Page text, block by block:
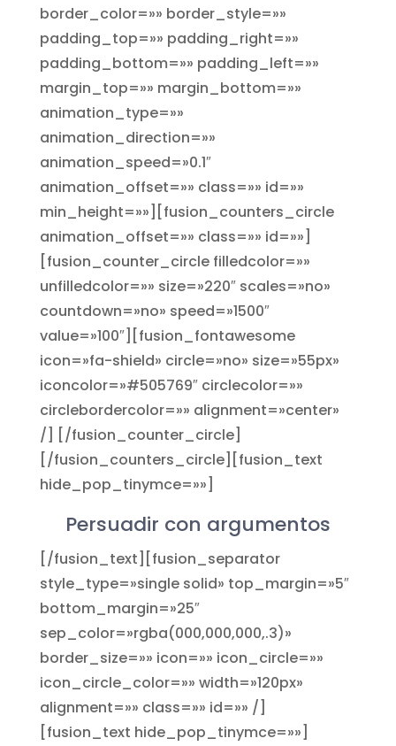
border_color=»» border_style=»»
padding_top=»» padding_right=»»
padding_bottom=»» padding_left=»»
margin_top=»» margin_bottom=»»
animation_type=»»
animation_direction=»»
animation_speed=»0.1″
animation_offset=»» class=»» id=»»
min_height=»»][fusion_counters_circle
animation_offset=»» class=»» id=»»]
[fusion_counter_circle filledcolor=»»
unfilledcolor=»» size=»220″ scales=»no»
countdown=»no» speed=»1500″
value=»100″][fusion_fontawesome
icon=»fa-shield» circle=»no» size=»55px»
iconcolor=»#505769″ circlecolor=»»
circlebordercolor=»» alignment=»center»
/] [/fusion_counter_circle]
[/fusion_counters_circle][fusion_text
hide_pop_tinymce=»»]
Persuadir con argumentos
[/fusion_text][fusion_separator
style_type=»single solid» top_margin=»5″
bottom_margin=»25″
sep_color=»rgba(000,000,000,.3)»
border_size=»» icon=»» icon_circle=»»
icon_circle_color=»» width=»120px»
alignment=»» class=»» id=»» /]
[fusion_text hide_pop_tinymce=»»]